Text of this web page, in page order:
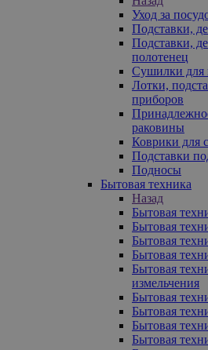
Уход за
Подставки,
Подставки,
полотенец
Сушилки для
Лотки,
приборов
раковины
Коврики для
Подставки
Подносы
Бытовая техника
Назад
Бытовая
Бытовая
Бытовая
Бытовая
Бытовая
измельчения
Бытовая
Бытовая
Бытовая
Бытовая